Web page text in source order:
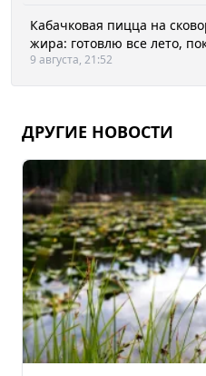
Кабачковая пицца на
жира: готовлю все лето,
9 августа, 21:52
ДРУГИЕ НОВОСТИ